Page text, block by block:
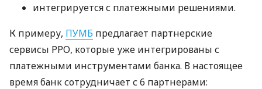
интегрируется с платежными решениями.
К примеру, ПУМБ предлагает партнерские
сервисы РРО, которые уже интегрированы с
платежными инструментами банка. В настоящее
время банк сотрудничает с 6 партнерами: